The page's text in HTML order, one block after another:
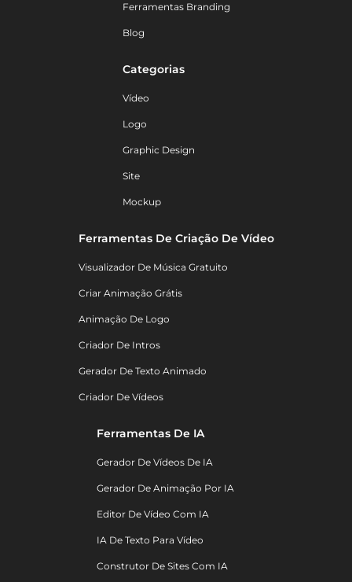
Ferramentas Branding
Blog
Categorias
Vídeo
Logo
Graphic Design
Site
Mockup
Ferramentas De Criação De Vídeo
Visualizador De Música Gratuito
Criar Animação Grátis
Animação De Logo
Criador De Intros
Gerador De Texto Animado
Criador De Vídeos
Ferramentas De IA
Gerador De Vídeos De IA
Gerador De Animação Por IA
Editor De Vídeo Com IA
IA De Texto Para Vídeo
Construtor De Sites Com IA